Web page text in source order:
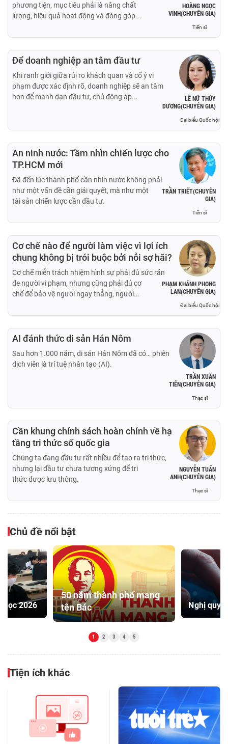
HOÀNG NGỌC
VINH(CHUYÊN GIA)
Tiến sĩ
phương tiện, mục tiêu phải là nâng chất
lượng, hiệu quả hoạt động và đóng góp...
LÊ NỮ THÙY
DƯƠNG(CHUYÊN GIA)
Đại biểu Quốc hội
Để doanh nghiệp an tâm đầu tư
Khi ranh giới giữa rủi ro khách quan và cố ý vi
phạm được xác định rõ, doanh nghiệp sẽ an tâm
hơn để mạnh dạn đầu tư, chủ động áp...
TRẦN TRIẾT(CHUYÊN
GIA)
Tiến sĩ
An ninh nước: Tầm nhìn chiến lược cho
TP.HCM mới
Đã đến lúc thành phố cần nhìn nước không phải
như một vấn đề cần giải quyết, mà như một
tài sản chiến lược cần đầu tư.
PHẠM KHÁNH PHONG
LAN(CHUYÊN GIA)
Đại biểu Quốc hội
Cơ chế nào để người làm việc vì lợi ích
chung không bị trói buộc bởi nỗi sợ hãi?
Cơ chế miễn trách nhiệm hình sự phải đủ sức răn
đe người vi phạm, nhưng cũng phải đủ cơ
chế để bảo vệ người ngay thẳng, người...
TRẦN XUÂN
TIẾN(CHUYÊN GIA)
Thạc sĩ
AI đánh thức di sản Hán Nôm
Sau hơn 1.000 năm, di sản Hán Nôm đã có… phiên
dịch viên là trí tuệ nhân tạo (AI).
NGUYỄN TUẤN
ANH(CHUYÊN GIA)
Thạc sĩ
Cần khung chính sách hoàn chỉnh về hạ
tầng tri thức số quốc gia
Chúng ta đang đầu tư rất nhiều để tạo ra tri thức,
nhưng lại đầu tư chưa tương xứng để tri
thức được lưu thông.
Chủ đề nổi bật
học 2026
50 năm thành phố mang
tên Bác
Nghị
Tiện ích khác